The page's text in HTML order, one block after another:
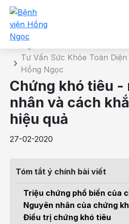
Chi tiết bài tư vấn
Tư Vấn Sức Khỏe Toàn
Hồng Ngọc
Chứng khó tiêu -
nhân và cách
hiệu quả
27-02-2020
Tóm tắt ý chính bài viết
Triệu chứng phổ biến của
Nguyên nhân của chứng
Điều trị chứng khó tiêu